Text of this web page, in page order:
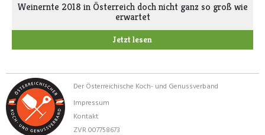
Weinernte 2018 in Österreich doch nicht ganz so groß wie
erwartet
Jetzt lesen
Der Österreichische Koch- und Genussverband
Impressum
Kontakt
ZVR 007758673